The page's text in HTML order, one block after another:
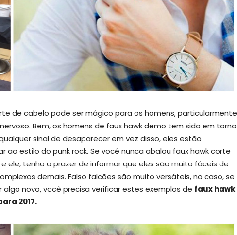
de cabelo pode ser mágico para os homens, particularmente
Bem, os homens de faux hawk demo tem sido em torno
sinal de desaparecer em vez disso, eles estão
ao estilo do punk rock. Se você nunca abalou faux hawk corte
ele, tenho o prazer de informar que eles são muito fáceis de
demais. Falso falcões são muito versáteis, no caso, se
novo, você precisa verificar estes exemplos de faux hawk
2017.